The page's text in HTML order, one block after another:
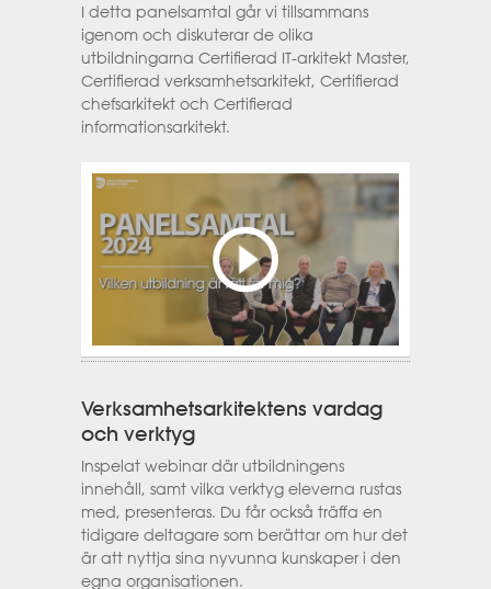
I detta panelsamtal går vi tillsammans
igenom och diskuterar de olika
utbildningarna Certifierad IT-arkitekt Master,
Certifierad verksamhetsarkitekt, Certifierad
chefsarkitekt och Certifierad
informationsarkitekt.
Verksamhetsarkitektens vardag
och verktyg
Inspelat webinar där utbildningens
innehåll, samt vilka verktyg eleverna rustas
med, presenteras. Du får också träffa en
tidigare deltagare som berättar om hur det
är att nyttja sina nyvunna kunskaper i den
egna organisationen.